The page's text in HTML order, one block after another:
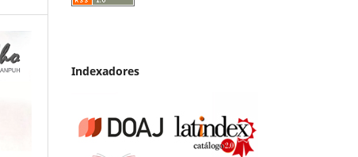
Indexadores